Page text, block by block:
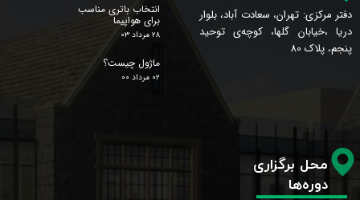
دفتر مرکزی: تهران، سعادت آباد، بلوار
دریا ،خیابان گلها، کوچه‌ی توحید
پنجم، پلاک 80
انتخاب باتری مناسب
برای هواپیما
۲۸ مرداد ۰۳
ماژول چیست؟
۰۲ مرداد ۰۰
محل برگزاری
دوره‌ها